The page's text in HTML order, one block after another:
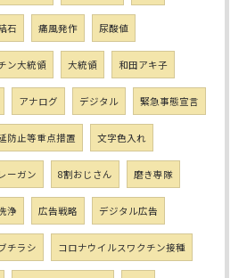
石 痛風発作 尿酸値
ン大統領 大統領 和田アキ子
アナログ デジタル 緊急事態宣言
防止等重点措置 文字色入れ
ーガン 8割おじさん 磨き専隊
浄 広告戦略 デジタル広告
チラシ コロナウイルスワクチン接種